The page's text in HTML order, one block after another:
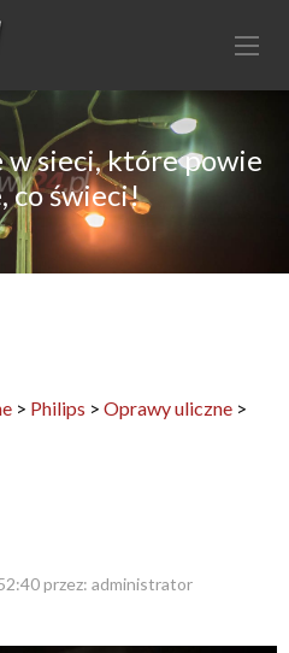
w sieci, które powie
co świeci!
> Philips > Oprawy uliczne >
przez: administrator